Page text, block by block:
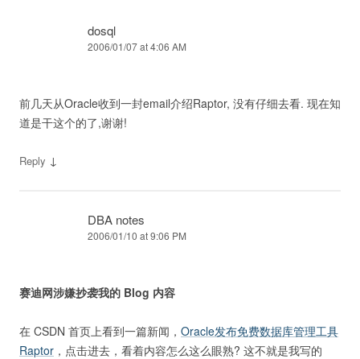
dosql
2006/01/07 at 4:06 AM
前几天从Oracle收到一封email介绍Raptor, 没有仔细去看. 现在知
道是干这个的了,谢谢!
Reply ↓
DBA notes
2006/01/10 at 9:06 PM
赛迪网涉嫌抄袭我的 Blog 内容
在 CSDN 首页上看到一篇新闻， Oracle发布免费数据库管理工具
Raptor ，点击进去，看着内容怎么这么眼熟? 这不就是我写的